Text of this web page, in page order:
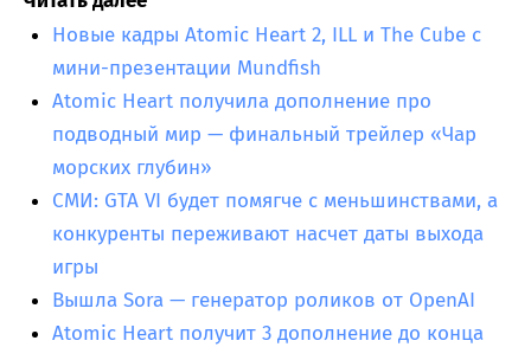
Новые кадры Atomic Heart 2, ILL и The Cube с
мини-презентации Mundfish
Atomic Heart получила дополнение про
подводный мир — финальный трейлер «Чар
морских глубин»
СМИ: GTA VI будет помягче с меньшинствами, а
конкуренты переживают насчет даты выхода
игры
Вышла Sora — генератор роликов от OpenAI
Atomic Heart получит 3 дополнение до конца